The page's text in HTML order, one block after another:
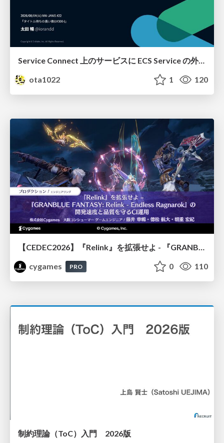
Service Connect 上のサービスに ECS Service の外側から到達できなかった話
ota1022
1 120
cygames
PRO 0 110
制約理論（ToC）入門 2026版